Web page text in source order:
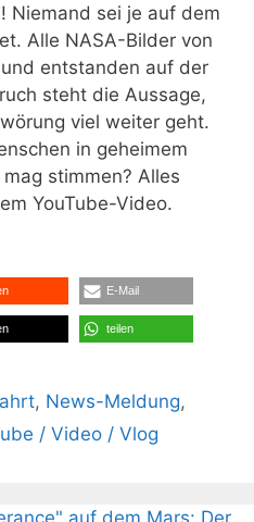
Niemand sei je auf dem
Alle NASA-Bilder von
entstanden auf der
steht die Aussage,
viel weiter geht.
in geheimem
stimmen? Alles
YouTube-Video.
E-Mail
teilen
, News-Meldung,
/ Video / Vlog